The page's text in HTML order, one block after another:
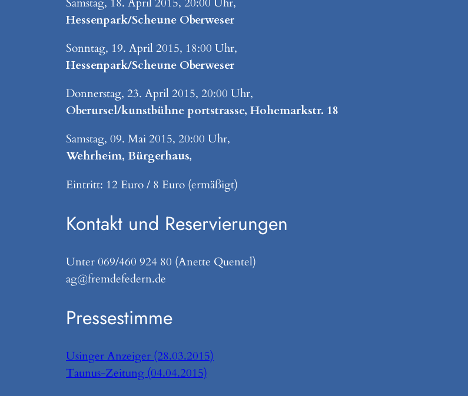
Hessenpark/Scheune Oberweser
Sonntag, 19. April 2015, 18:00 Uhr,
Hessenpark/Scheune Oberweser
Donnerstag, 23. April 2015, 20:00 Uhr,
Oberursel/kunstbühne portstrasse, Hohemarkstr. 18
Samstag, 09. Mai 2015, 20:00 Uhr,
Wehrheim, Bürgerhaus,
Eintritt: 12 Euro / 8 Euro (ermäßigt)
Kontakt und Reservierungen
Unter 069/460 924 80 (Anette Quentel)
ag@fremdefedern.de
Pressestimme
Usinger Anzeiger (28.03.2015)
Taunus-Zeitung (04.04.2015)